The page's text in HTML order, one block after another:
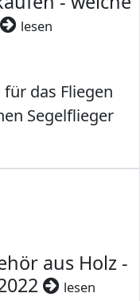
lesen
das Fliegen
Segelflieger
aus Holz -
lesen